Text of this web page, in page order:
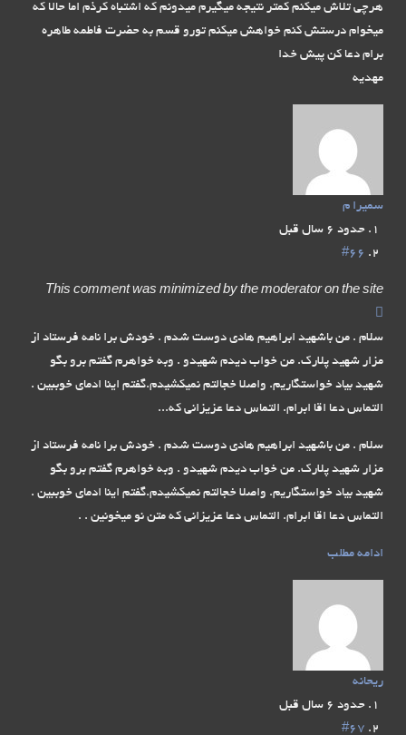
هرچی تلاش میکنم کمتر نتیجه میگیرم میدونم که اشتباه کرذم اما حالا که
میخوام درستش کنم خواهش میکنم تورو قسم به حضرت فاطمه طاهره
برام دعا کن پیش خدا
مهدیه
سمیرا م
حدود 6 سال قبل
#66
This comment was minimized by the moderator on the site
سلام . من باشهید ابراهیم هادی دوست شدم . خودش برا نامه فرستاد از
مزار شهید پلارک. من خواب دیدم شهیدو . وبه خواهرم گفتم برو بگو
شهید بیاد خواستگاریم. واصلا خجالتم نمیکشیدم.گفتم اینا ادمای خوببین .
التماس دعا اقا ابرام. التماس دعا عزیزانی که...
سلام . من باشهید ابراهیم هادی دوست شدم . خودش برا نامه فرستاد از
مزار شهید پلارک. من خواب دیدم شهیدو . وبه خواهرم گفتم برو بگو
شهید بیاد خواستگاریم. واصلا خجالتم نمیکشیدم.گفتم اینا ادمای خوببین .
التماس دعا اقا ابرام. التماس دعا عزیزانی که متن نو میخونین . .
ادامه مطلب
ریحانه
حدود 6 سال قبل
#67